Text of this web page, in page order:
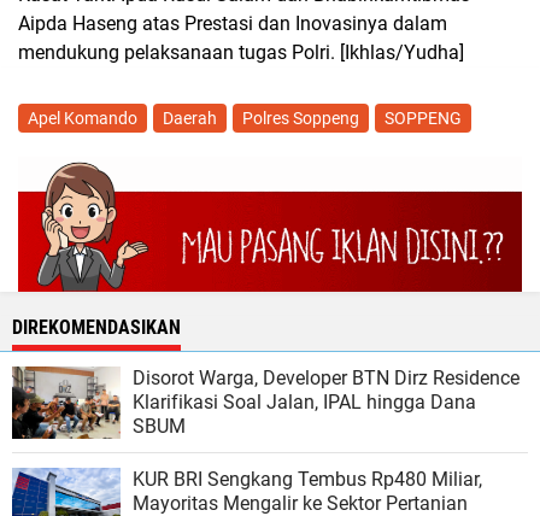
Aipda Haseng atas Prestasi dan Inovasinya dalam
mendukung pelaksanaan tugas Polri. [Ikhlas/Yudha]
Apel Komando Daerah Polres Soppeng SOPPENG
DIREKOMENDASIKAN
Disorot Warga, Developer BTN Dirz Residence
Klarifikasi Soal Jalan, IPAL hingga Dana
SBUM
KUR BRI Sengkang Tembus Rp480 Miliar,
Mayoritas Mengalir ke Sektor Pertanian